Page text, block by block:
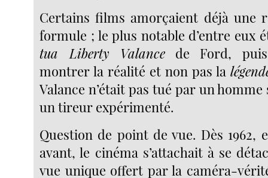
Certains films amorçaient déjà une
formule ; le plus notable d’entre eux
tua Liberty Valancede Ford,
montrer la réalité et non pas la
Valance n’était pas tué par un
un tireur expérimenté.
Question de point de vue. Dès 1962,
avant, le cinéma s’attachait à se
vue unique offert par la caméra-